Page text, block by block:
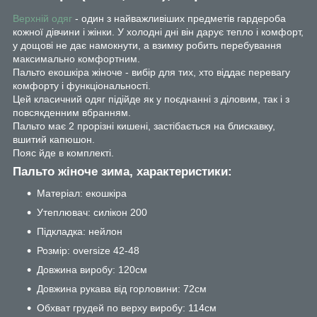
Верхній одяг - один з найважливіших предметів гардероба
кожної дівчини і жінки. У холодні дні він дарує тепло і комфорт,
у дощові не дає намокнути, а взимку робить перебування
максимально комфортним.
Пальто екошкіра жіноче - вибір для тих, хто віддає перевагу
комфорту і функціональності.
Цей класичний одяг підійде як у поєднанні з діловим, так і з
повсякденним вбранням.
Пальто має 2 прорізні кишені, застібається на блискавку,
вшитий капюшон.
Пояс йде в комплекті.
Пальто жіноче зима, характеристики:
Матеріал: екошкіра
Утеплювач: силікон 200
Підкладка: нейлон
Розмір: oversize 42-48
Довжина виробу: 120см
Довжина рукава від горловини: 72см
Обхват грудей по верху виробу: 114см